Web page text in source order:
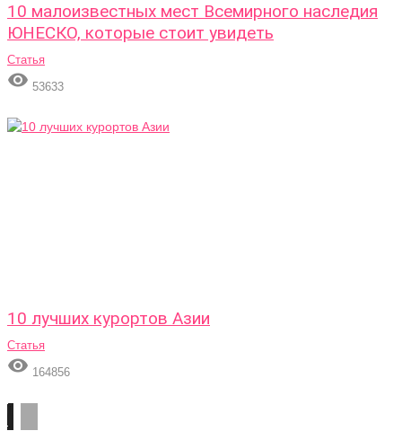
10 малоизвестных мест Всемирного наследия
ЮНЕСКО, которые стоит увидеть
Статья
 53633
10 лучших курортов Азии
Статья
 164856